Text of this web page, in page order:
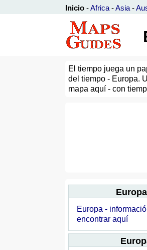
Inicio -Africa -Asia -
El tiempo juega un
del tiempo - Europa.
mapa aquí - con
Europa -
encontrar aquí